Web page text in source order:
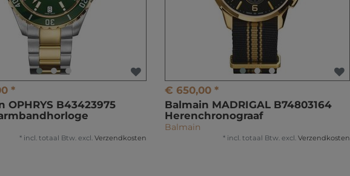
*
OPHRYS B43423975
* incl. totaal Btw. excl. Verzendkosten
€ 650,00 *
Balmain MADRIGAL B74803164
Herenchronograaf
Balmain
* incl. totaal Btw. excl. Verzendkosten